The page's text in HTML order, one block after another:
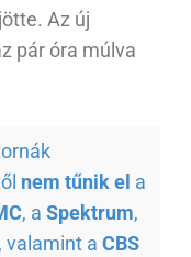
Az új
pár óra múlva
nem tűnik el a
, a Spektrum,
, valamint a CBS